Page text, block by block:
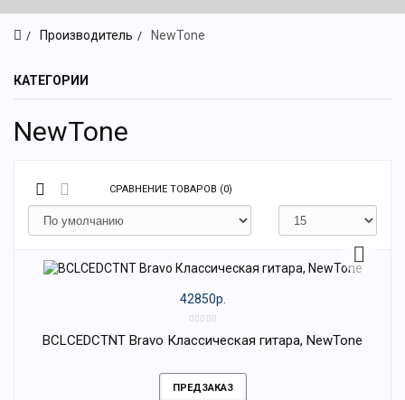
Производитель NewTone
КАТЕГОРИИ
NewTone
СРАВНЕНИЕ ТОВАРОВ (0)
42850р.
BCLCEDCTNT Bravo Классическая гитара, NewTone
ПРЕДЗАКАЗ